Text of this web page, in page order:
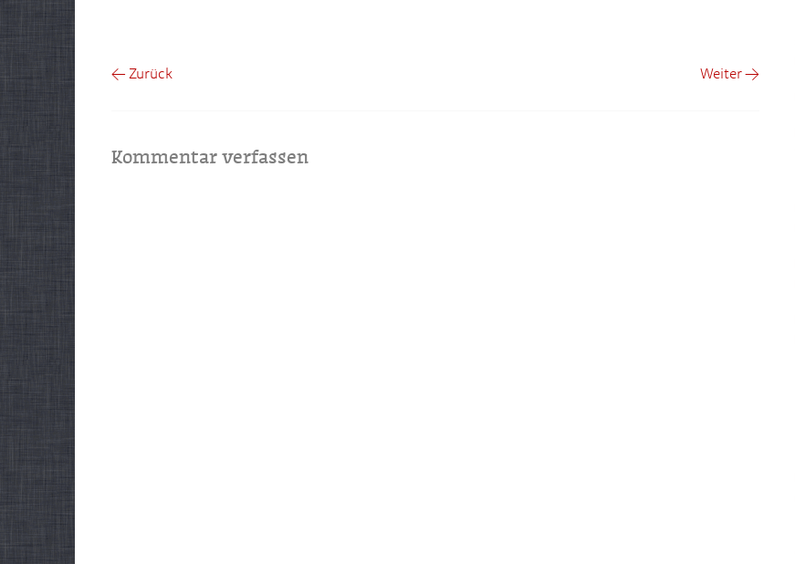
← Zurück Weiter →
Kommentar verfassen